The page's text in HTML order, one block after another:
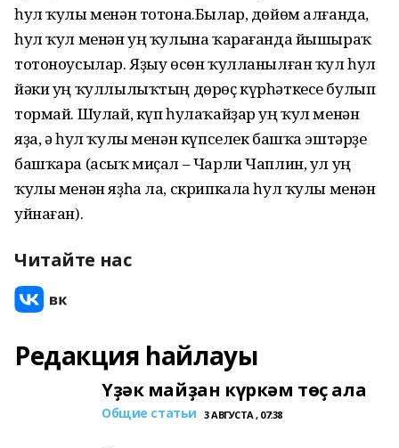
һул ҡулы менән тотона.Былар, дөйөм алғанда,
һул ҡул менән уң ҡулына ҡарағанда йышыраҡ
тотоноусылар. Яҙыу өсөн ҡулланылған ҡул һул
йәки уң ҡуллылыҡтың дөрөҫ күрһәткесе булып
тормай. Шулай, күп һулаҡайҙар уң ҡул менән
яҙа, ә һул ҡулы менән күпселек башҡа эштәрҙе
башҡара (асыҡ миҫал – Чарли Чаплин, ул уң
ҡулы менән яҙһа ла, скрипкала һул ҡулы менән
уйнаған).
Читайте нас
Редакция һайлауы
Үҙәк майҙан күркәм төҫ ала
Общие статьи 3 АВГУСТА , 07:38